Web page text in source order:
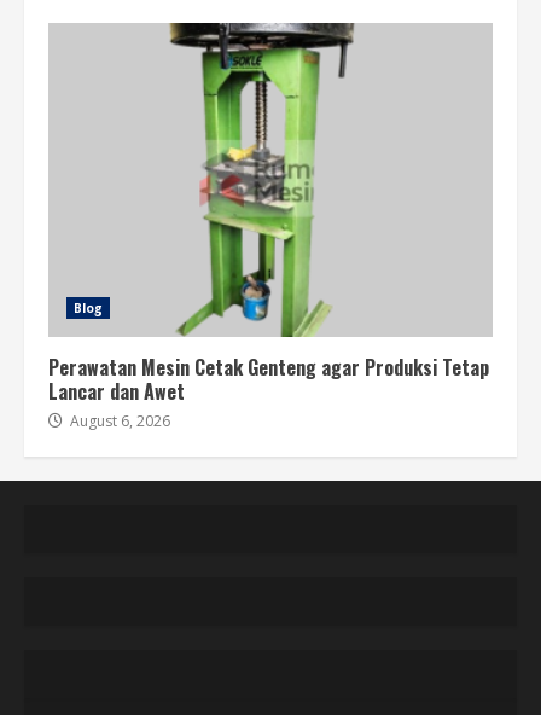
Blog
Perawatan Mesin Cetak Genteng agar Produksi Tetap
Lancar dan Awet
August 6, 2026